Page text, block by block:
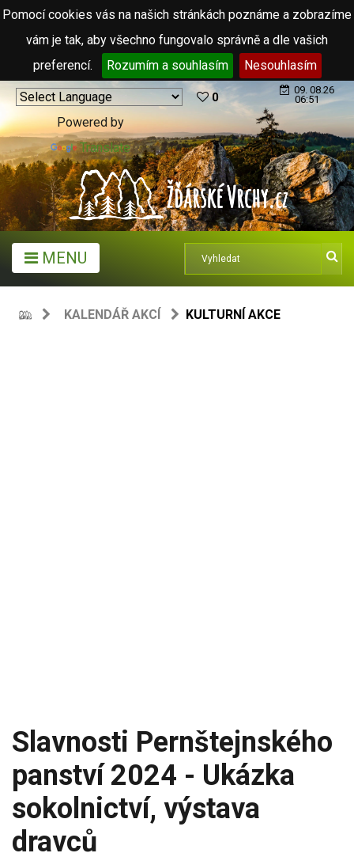
Pomocí cookies vás na našich stránkách poznáme a zobrazíme
vám je tak, aby všechno fungovalo správně a dle vašich
preferencí.
Rozumím a souhlasím Nesouhlasím
Powered by
Translate
0
09. 08.26
06:51
MENU
KALENDÁŘ AKCÍ KULTURNÍ AKCE
Slavnosti Pernštejnského
panství 2024 - Ukázka
sokolnictví, výstava
dravců